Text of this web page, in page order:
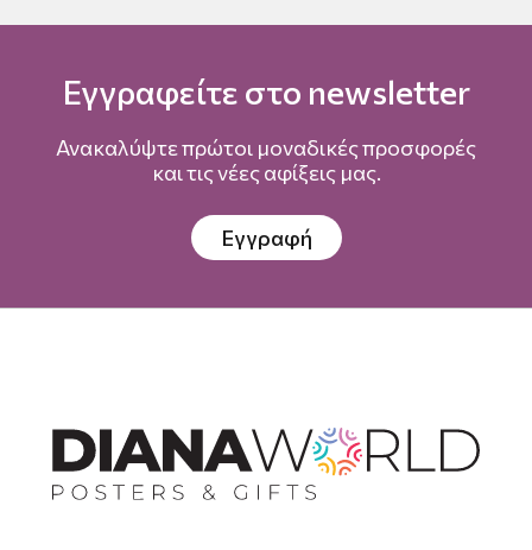
Εγγραφείτε στο newsletter
Ανακαλύψτε πρώτοι μοναδικές προσφορές
και τις νέες αφίξεις μας.
Εγγραφή